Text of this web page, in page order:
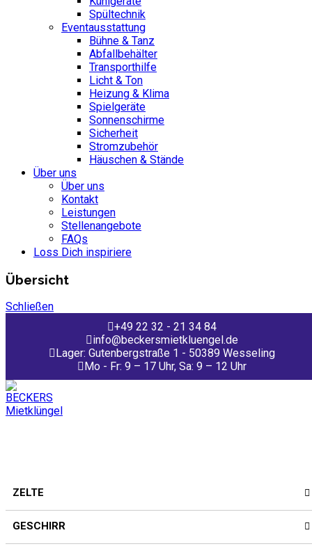
Spültechnik
Eventausstattung
Bühne & Tanz
Abfallbehälter
Transporthilfe
Licht & Ton
Heizung & Klima
Spielgeräte
Sonnenschirme
Sicherheit
Stromzubehör
Häuschen & Stände
Über uns
Über uns
Kontakt
Leistungen
Stellenangebote
FAQs
Loss Dich inspiriere
Übersicht
Schließen
+49 22 32 - 21 34 84
info@beckersmietkluengel.de
Lager: Gutenbergstraße 1 - 50389 Wesseling
Mo - Fr: 9 – 17 Uhr, Sa: 9 – 12 Uhr
ZELTE
GESCHIRR